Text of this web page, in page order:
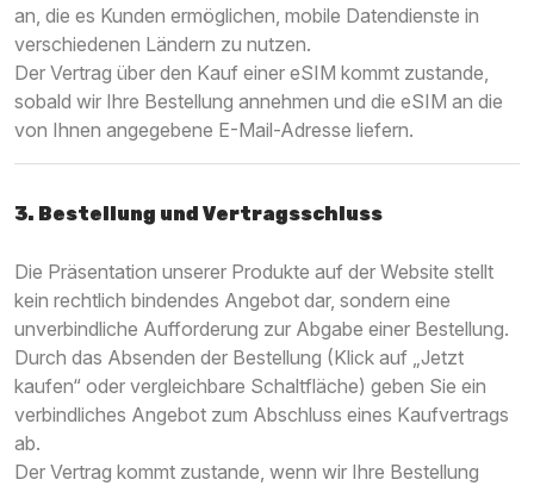
an, die es Kunden ermöglichen, mobile Datendienste in
verschiedenen Ländern zu nutzen.
Der Vertrag über den Kauf einer eSIM kommt zustande,
sobald wir Ihre Bestellung annehmen und die eSIM an die
von Ihnen angegebene E-Mail-Adresse liefern.
3. Bestellung und Vertragsschluss
Die Präsentation unserer Produkte auf der Website stellt
kein rechtlich bindendes Angebot dar, sondern eine
unverbindliche Aufforderung zur Abgabe einer Bestellung.
Durch das Absenden der Bestellung (Klick auf „Jetzt
kaufen“ oder vergleichbare Schaltfläche) geben Sie ein
verbindliches Angebot zum Abschluss eines Kaufvertrags
ab.
Der Vertrag kommt zustande, wenn wir Ihre Bestellung